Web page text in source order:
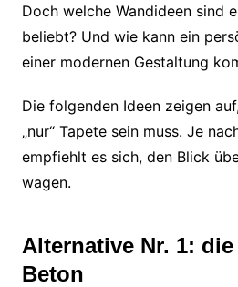
Doch welche Wandideen sind
beliebt? Und wie kann ein
einer modernen Gestaltung
Die folgenden Ideen zeigen
„nur“ Tapete sein muss. Je
empfiehlt es sich, den Blick
wagen.
Alternative Nr. 1:
Beton